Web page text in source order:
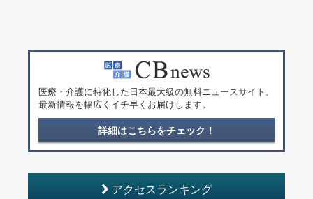
医療・介護に特化した日本最大級の無料ニュースサイト。
最新情報を幅広くイチ早くお届けします。
詳細はこちらをチェック！
アクセスランキング